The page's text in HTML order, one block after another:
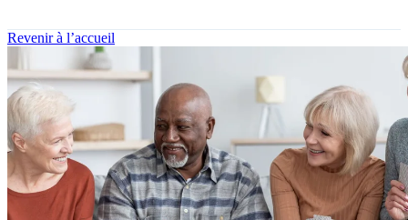
Revenir à l’accueil